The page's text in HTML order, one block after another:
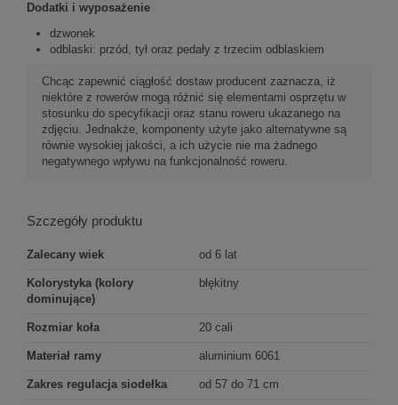
Dodatki i wyposażenie
dzwonek
odblaski: przód, tył oraz pedały z trzecim odblaskiem
Chcąc zapewnić ciągłość dostaw producent zaznacza, iż
niektóre z rowerów mogą różnić się elementami osprzętu w
stosunku do specyfikacji oraz stanu roweru ukazanego na
zdjęciu. Jednakże, komponenty użyte jako alternatywne są
równie wysokiej jakości, a ich użycie nie ma żadnego
negatywnego wpływu na funkcjonalność roweru.
Szczegóły produktu
Zalecany wiek od 6 lat
Kolorystyka (kolory
dominujące)
błękitny
Rozmiar koła 20 cali
Materiał ramy aluminium 6061
Zakres regulacja siodełka od 57 do 71 cm